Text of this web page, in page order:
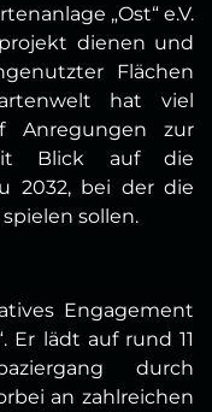
„Ost“ e.V.
dienen und
Flächen
hat viel
Anregungen zur
Blick auf die
2032, bei der die
sollen.
Engagement
Er lädt auf rund 11
durch
an zahlreichen